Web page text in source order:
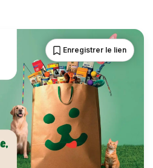
Enregistrer le lien